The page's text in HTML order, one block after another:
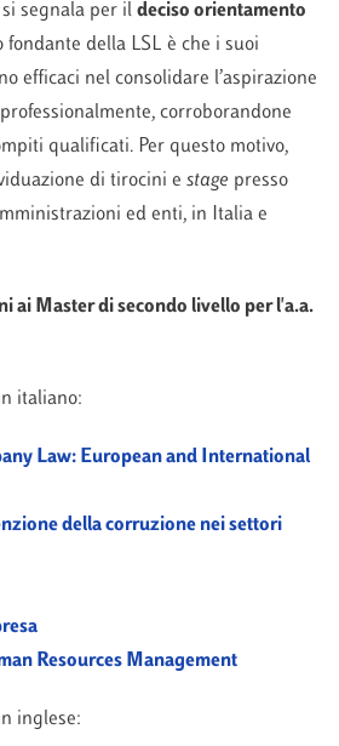
segnala per il deciso orientamento
fondante della LSL è che i suoi
efficaci nel consolidare l’aspirazione
corroborandone
qualificati. Per questo motivo,
di tirocini e stagepresso
ed enti, in Italia e
ai Master di secondo livello per l'a.a.
italiano:
Law: European and International
della corruzione nei settori
Resources Management
inglese: